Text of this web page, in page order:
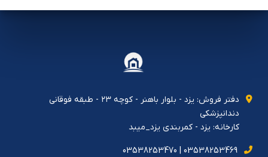
دفتر فروش: يزد - بلوار باهنر - كوچه ٢٣ - طبقه فوقاني
دندانپزشكي
کارخانه: یزد - کمربندی یزد_میبد
03538253469 | 03538253470